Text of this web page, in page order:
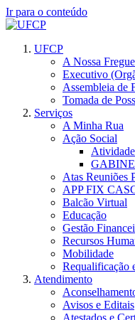
Ir para o conteúdo
UFCP
A Nossa
Executivo
Assembleia de
Tomada de
Serviços
A Minha Rua
Ação Social
Atas Reuniões
APP FIX
Balcão Virtual
Educação
Gestão
Recursos
Mobilidade
Requalificação
Atendimento
Avisos e Editais
Atestados e